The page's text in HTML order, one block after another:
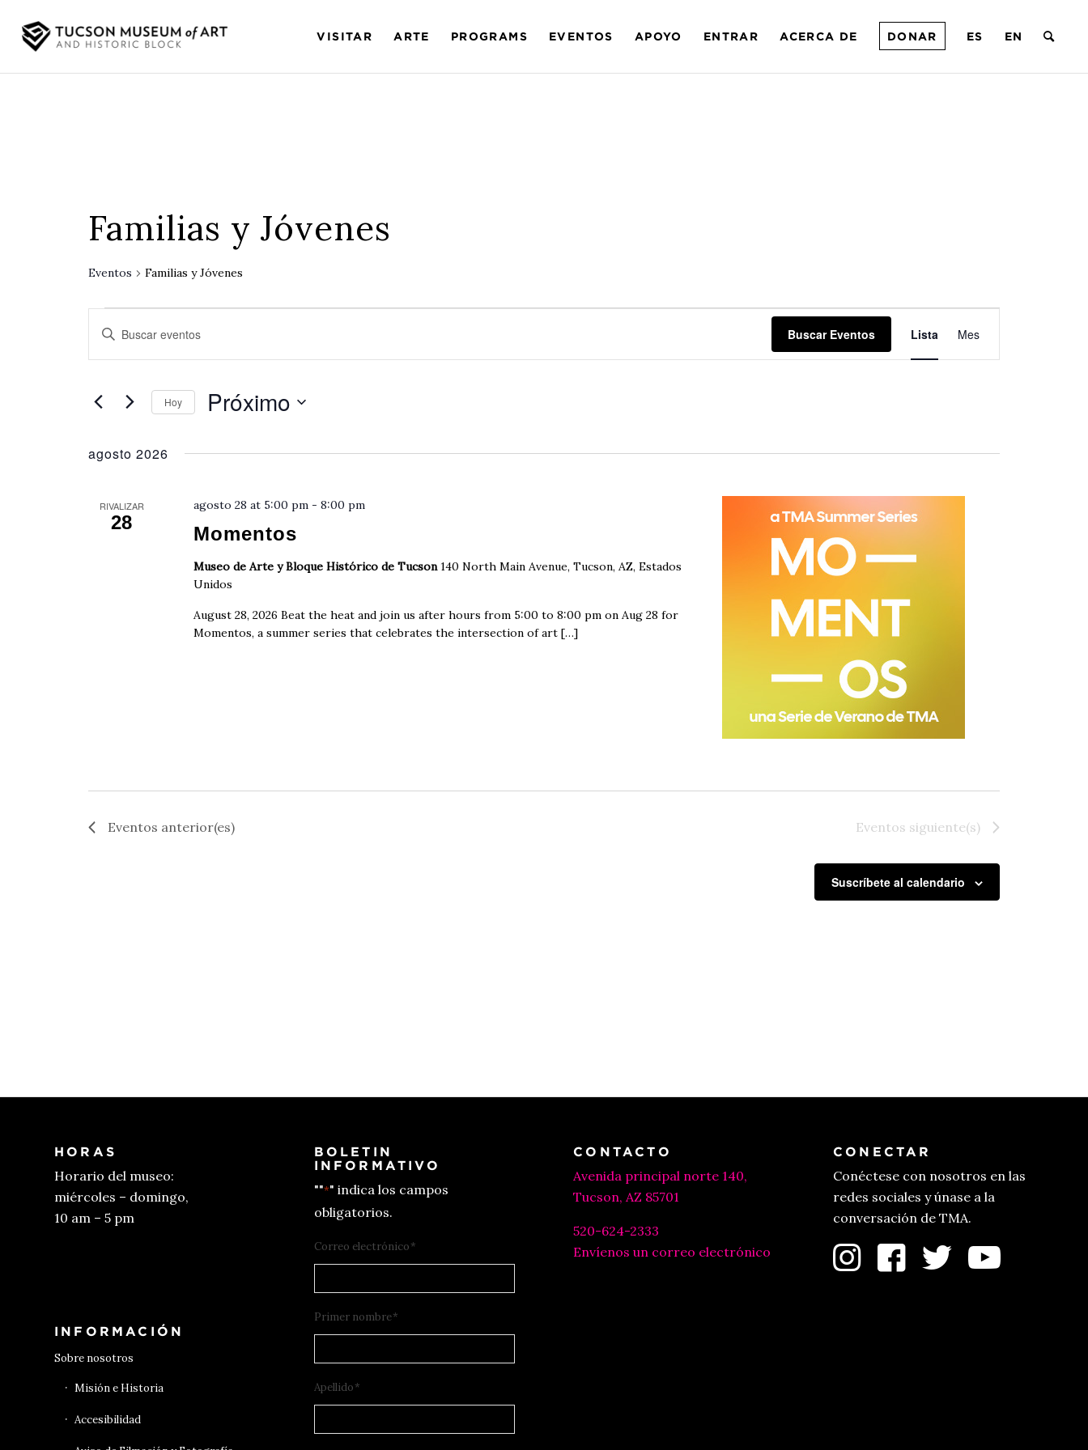
VISITAR ARTE PROGRAMS EVENTOS APOYO ENTRAR ACERCA DE DONAR ES EN
Familias y Jóvenes
Eventos Familias y Jóvenes
de
vistas
Eventos
Introduce
clave.
Busca
para
clave.
Buscar Eventos
de
Lista Mes
Hoy Próximo
agosto 2026
RIVALIZAR
28
Momentos
agosto 28 at 5:00 pm -8:00 pm
Museo de Arte y Bloque Histórico de Tucson 140 North Main Avenue, Tucson, AZ, Estados
Unidos
August 28, 2026 Beat the heat and join us after hours from 5:00 to 8:00 pm on Aug 28 for
Momentos, a summer series that celebrates the intersection of art […]
Eventos anterior(es) Eventos siguiente(s)
Suscríbete al calendario
HORAS
Horario del museo:
miércoles – domingo,
10 am – 5 pm
INFORMACIÓN
Sobre nosotros
Misión e Historia
Accesibilidad
BOLETIN
INFORMATIVO
""*" indica los campos
obligatorios.
Correo electrónico*
Primer nombre*
Apellido*
CONTACTO
Avenida principal norte 140,
Tucson, AZ 85701
520-624-2333
Envíenos un correo electrónico
CONECTAR
Conéctese con nosotros en las
redes sociales y únase a la
conversación de TMA.